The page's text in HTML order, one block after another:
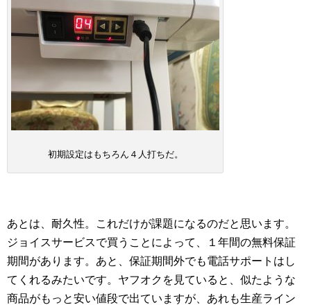
初期設定はもちろん４人打ちだ。
あとは、耐久性。これだけが課題になるのだと思います。
ジョイスサービスで買うことによって、１年間の無料保証
期間があります。あと、保証期間外でも電話サポートはし
てくれるみたいです。ヤフオクを見ていると、似たような
商品がもっと安い値段で出ていますが、あれも生産ライン